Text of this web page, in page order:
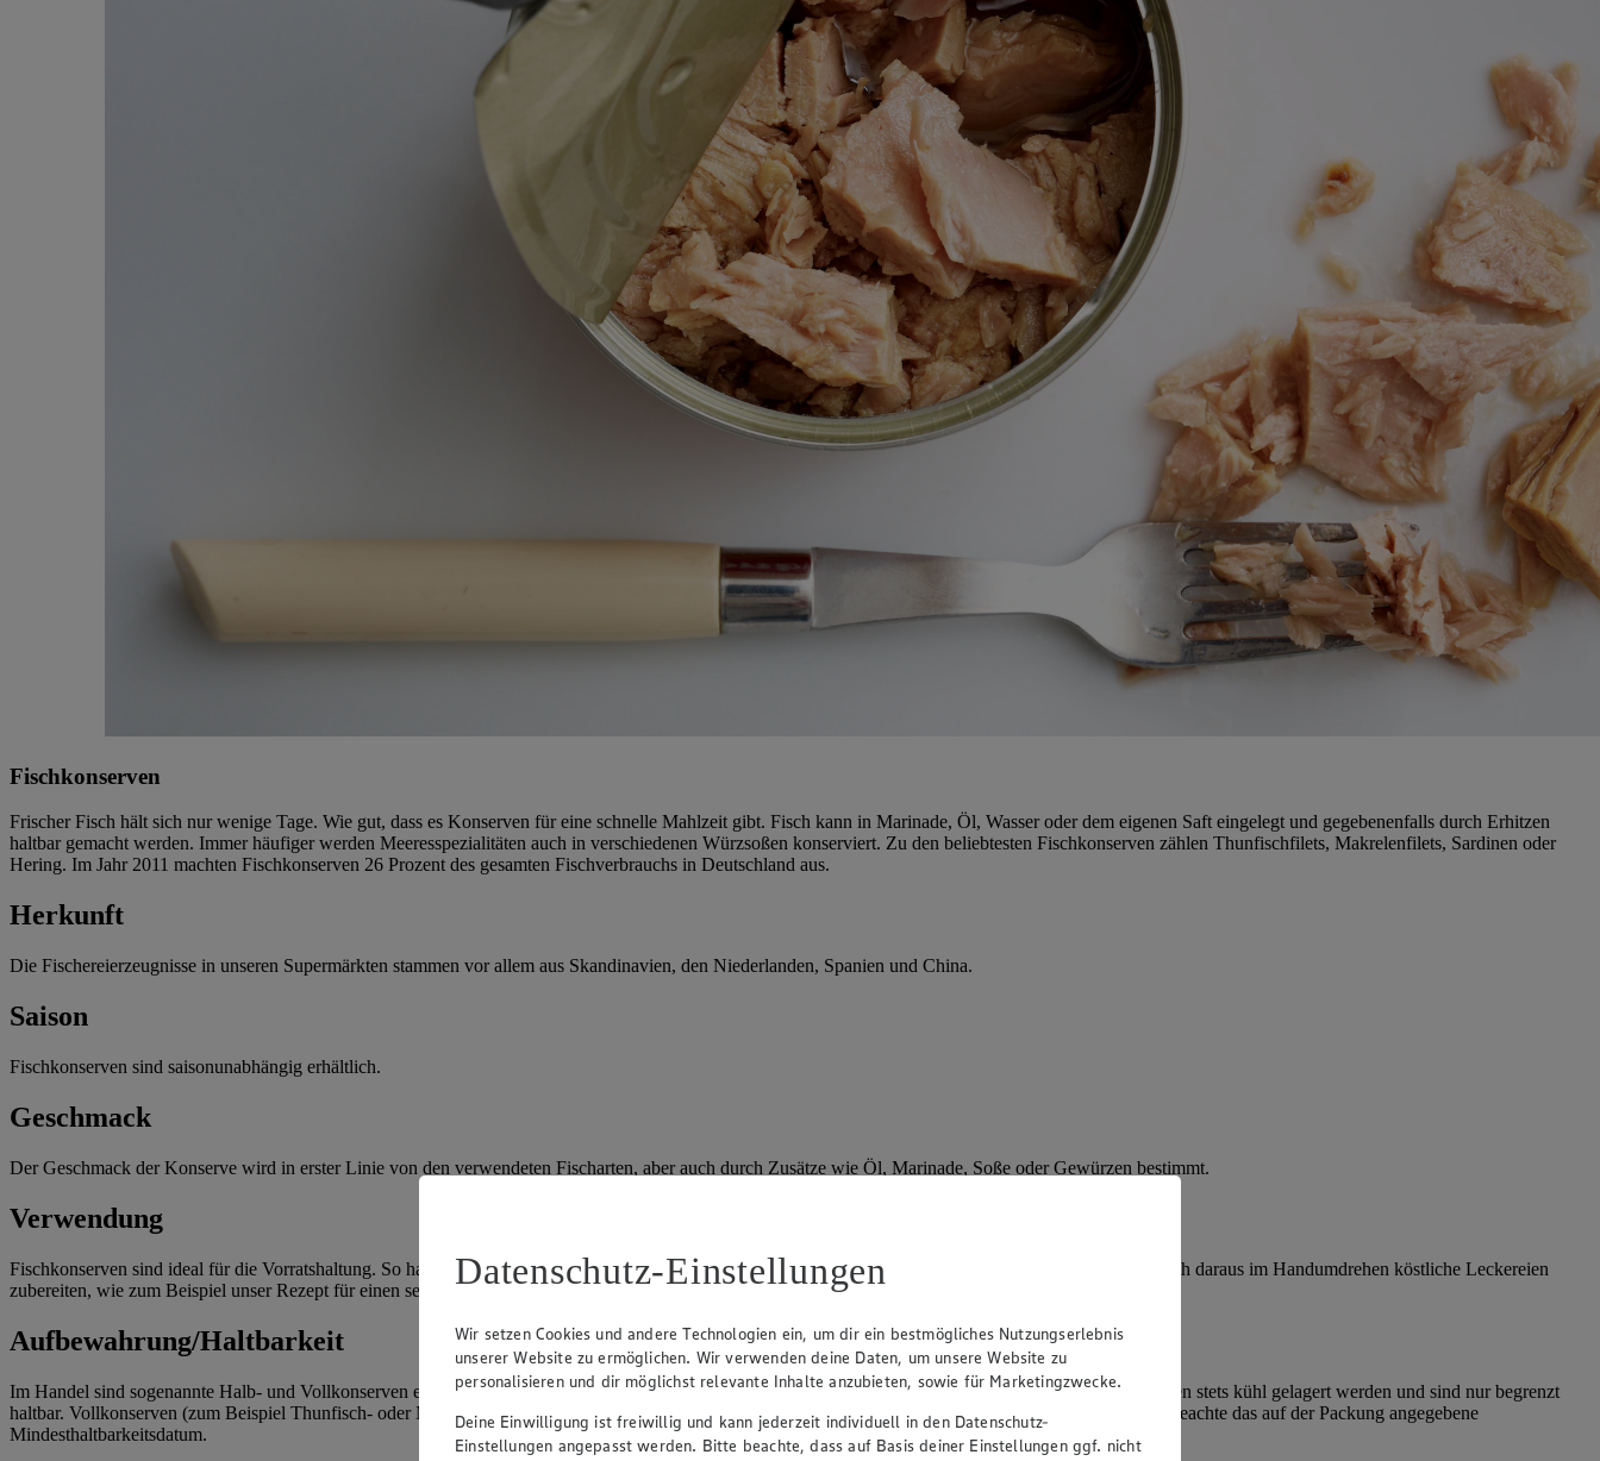
Fischkonserven
Frischer Fisch hält sich nur wenige Tage. Wie gut, dass es Konserven für eine schnelle Mahlzeit gibt. Fisch kann in Marinade, Öl, Wasser oder dem eigenen Saft eingelegt und gegebenenfalls durch Erhitzen
haltbar gemacht werden. Immer häufiger werden Meeresspezialitäten auch in verschiedenen Würzsoßen konserviert. Zu den beliebtesten Fischkonserven zählen Thunfischfilets, Makrelenfilets, Sardinen oder
Hering. Im Jahr 2011 machten Fischkonserven 26 Prozent des gesamten Fischverbrauchs in Deutschland aus.
Herkunft
Die Fischereierzeugnisse in unseren Supermärkten stammen vor allem aus Skandinavien, den Niederlanden, Spanien und China.
Saison
Fischkonserven sind saisonunabhängig erhältlich.
Geschmack
Der Geschmack der Konserve wird in erster Linie von den verwendeten Fischarten, aber auch durch Zusätze wie Öl, Marinade, Soße oder Gewürzen bestimmt.
Verwendung
Fischkonserven sind ideal für die Vorratshaltung. So hast du immer einen kleinen Snack oder eine praktische Zutat zum Kochen zur Hand. Zudem lassen sich daraus im Handumdrehen köstliche Leckereien
zubereiten, wie zum Beispiel unser Rezept für einen selbstgemachtenThunfisch-Aufstrichzeigt.
Aufbewahrung/Haltbarkeit
Im Handel sind sogenannte Halb- und Vollkonserven erhältlich. Zu den Halbkonserven gehören eingelegte Bratfische oder Fische in Marinade. Diese müssen stets kühl gelagert werden und sind nur begrenzt
haltbar. Vollkonserven (zum Beispiel Thunfisch- oder Makrelenfilets in der Dose) können bei Zimmertemperatur lange aufbewahrt werden. Für beide gilt: Beachte das auf der Packung angegebene
Mindesthaltbarkeitsdatum.
Datenschutz-Einstellungen
Wir setzen Cookies und andere Technologien ein, um dir ein bestmögliches Nutzungserlebnis
unserer Website zu ermöglichen. Wir verwenden deine Daten, um unsere Website zu
personalisieren und dir möglichst relevante Inhalte anzubieten, sowie für Marketingzwecke.
Deine Einwilligung ist freiwillig und kann jederzeit individuell in den Datenschutz-
Einstellungen angepasst werden. Bitte beachte, dass auf Basis deiner Einstellungen ggf. nicht